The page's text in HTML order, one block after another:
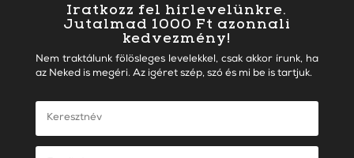
Iratkozz fel hírlevelünkre.
Jutalmad 1000 Ft azonnali
kedvezmény!
Nem traktálunk fölösleges levelekkel, csak akkor írunk, ha
az Neked is megéri. Az igéret szép, szó és mi be is tartjuk.